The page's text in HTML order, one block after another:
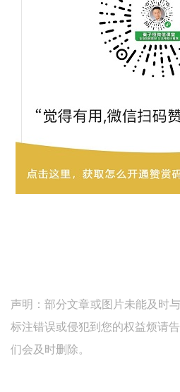
声明：部分文章或图片未能及时
标注错误或侵犯到您的权益烦请
们会及时删除。